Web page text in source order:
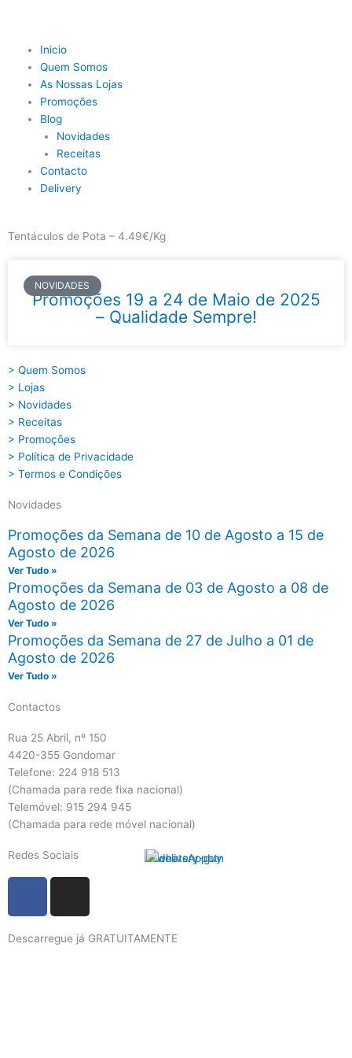
Main
Menu
Inicio
Quem Somos
As Nossas Lojas
Promoções
Blog
Novidades
Receitas
Contacto
Delivery
Tentáculos de Pota – 4.49€/Kg
NOVIDADES
Promoções 19 a 24 de Maio de 2025
– Qualidade Sempre!
> Quem Somos
> Lojas
> Novidades
> Receitas
> Promoções
> Política de Privacidade
> Termos e Condições
Novidades
Promoções da Semana de 10 de Agosto a 15 de
Agosto de 2026
Ver Tudo »
Promoções da Semana de 03 de Agosto a 08 de
Agosto de 2026
Ver Tudo »
Promoções da Semana de 27 de Julho a 01 de
Agosto de 2026
Ver Tudo »
Contactos
Rua 25 Abril, nº 150
4420-355 Gondomar
Telefone: 224 918 513
(Chamada para rede fixa nacional)
Telemóvel: 915 294 945
(Chamada para rede móvel nacional)
Redes Sociais
e
t
Descarregue já GRATUITAMENTE